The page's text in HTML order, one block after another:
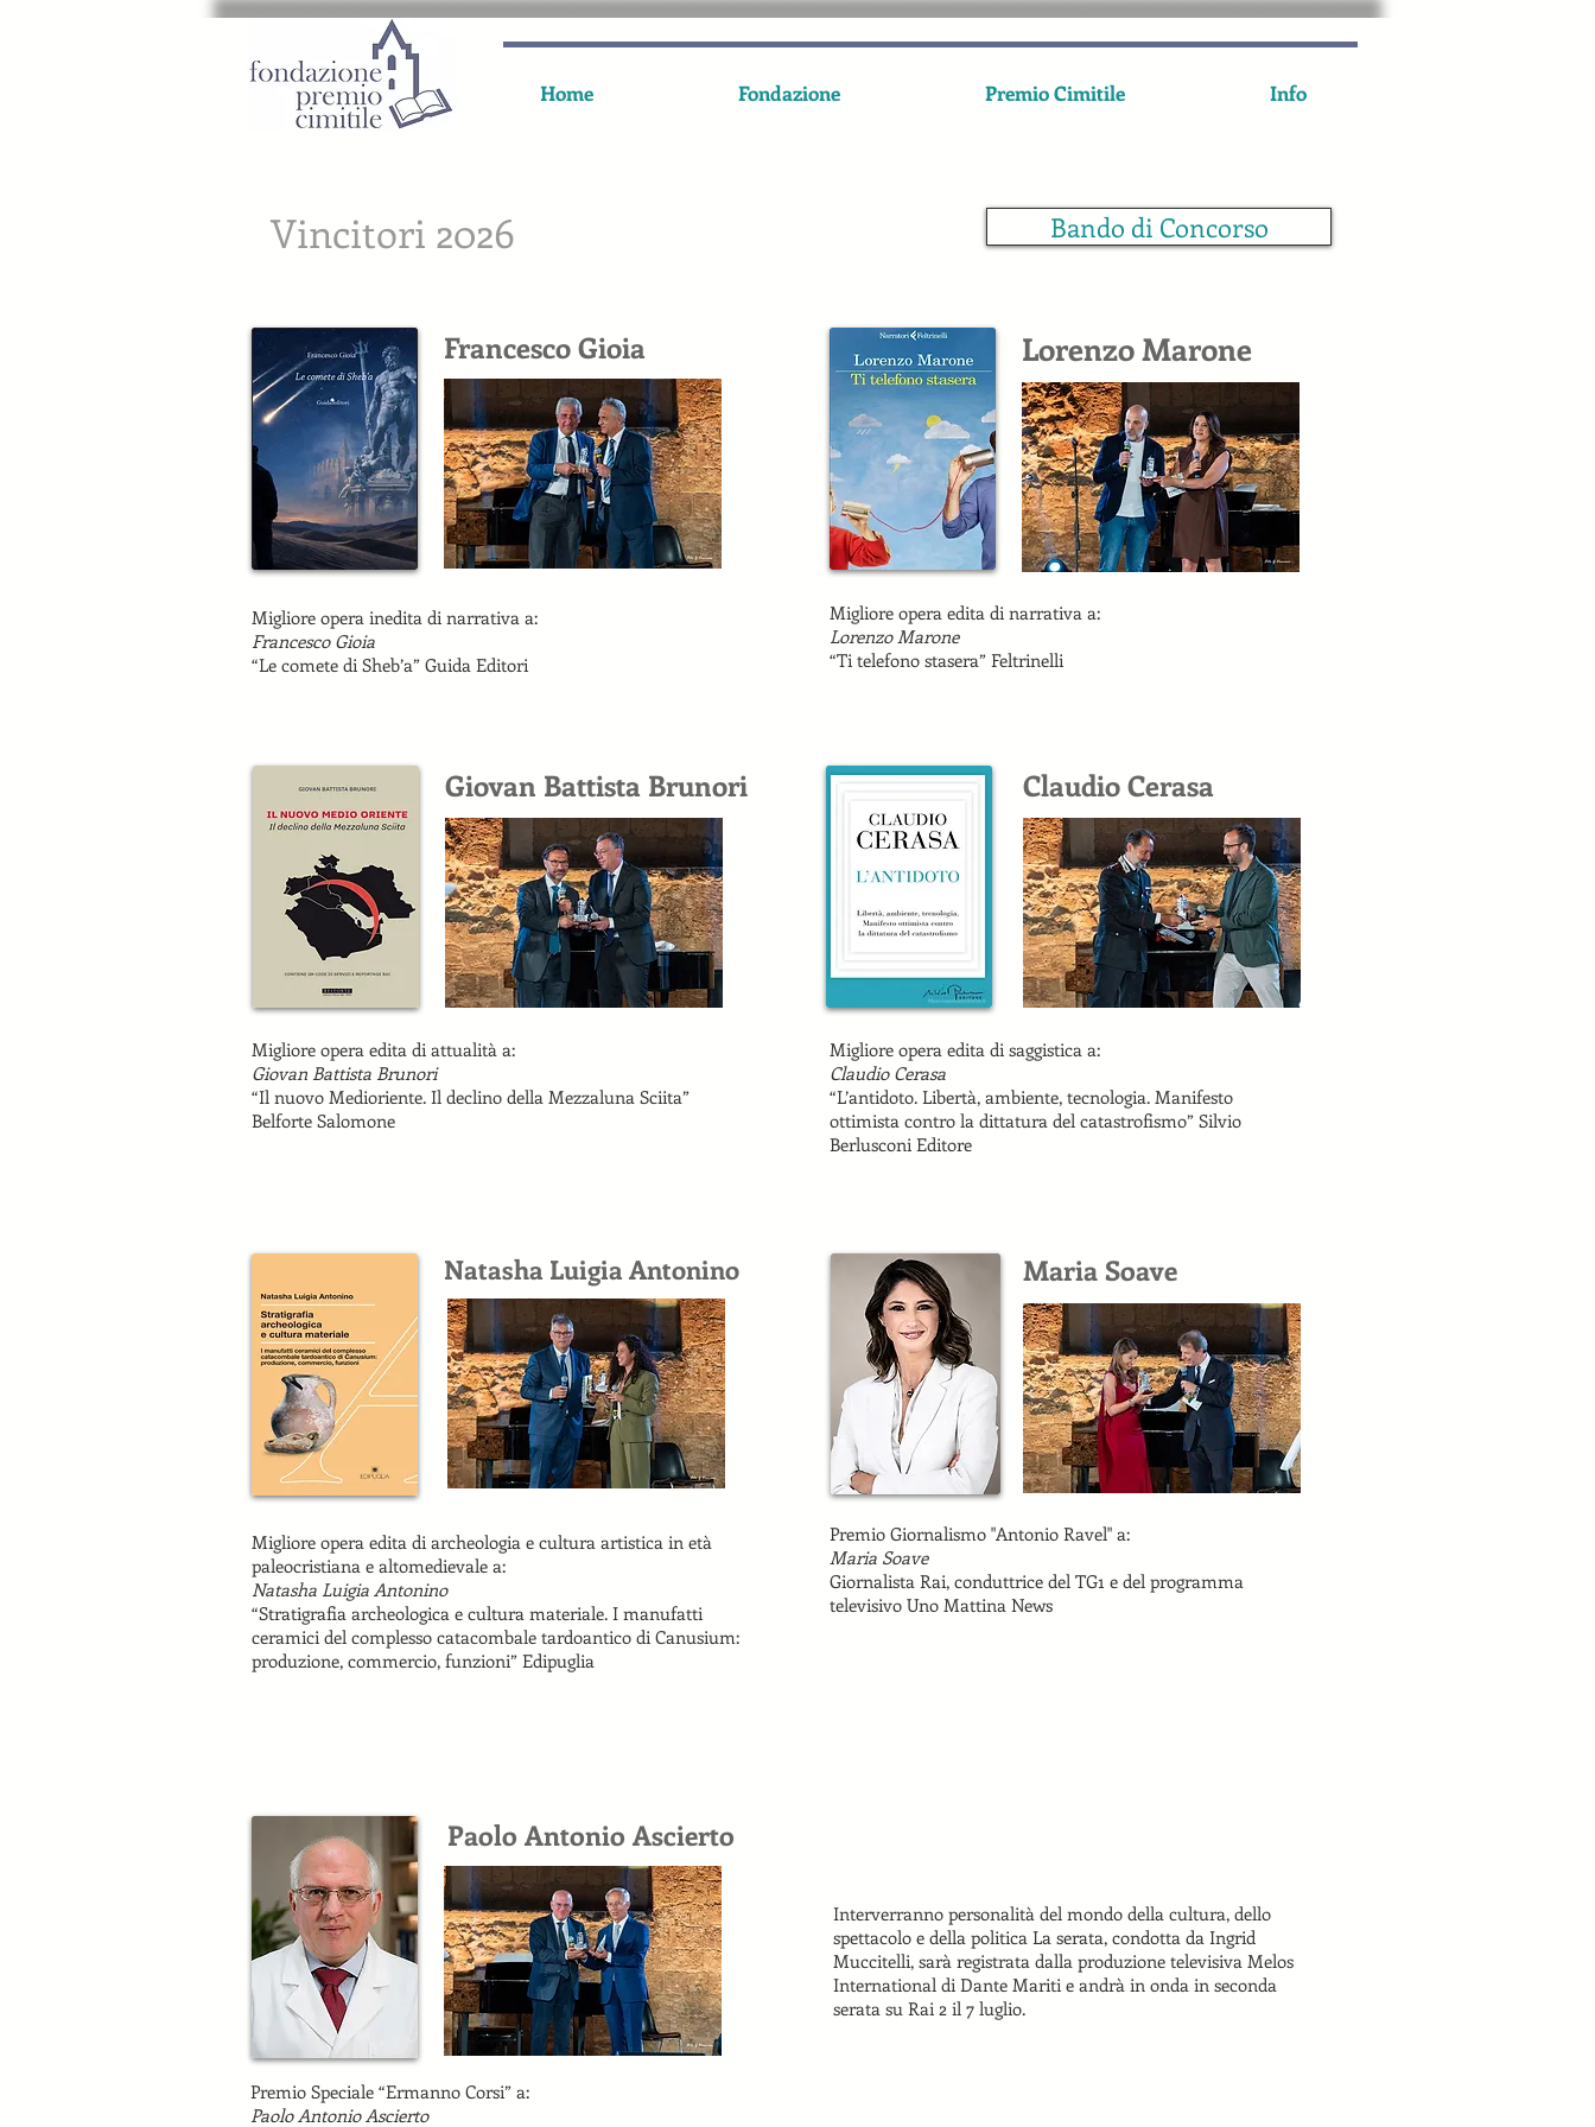
Home Fondazione Premio Cimitile Info
Vincitori 2026 Bando di Concorso
Francesco Gioia
Migliore opera inedita di narrativa a:
Francesco Gioia
“Le comete di Sheb’a” Guida Editori
Lorenzo Marone
Migliore opera edita di narrativa a:
Lorenzo Marone
“Ti telefono stasera” Feltrinelli
Giovan Battista Brunori
Migliore opera edita di attualità a:
Giovan Battista Brunori
“Il nuovo Medioriente. Il declino della Mezzaluna Sciita”
Belforte Salomone
Claudio Cerasa
Migliore opera edita di saggistica a:
Claudio Cerasa
“L’antidoto. Libertà, ambiente, tecnologia. Manifesto
ottimista contro la dittatura del catastrofismo” Silvio
Berlusconi Editore
Natasha Luigia Antonino
Migliore opera edita di archeologia e cultura artistica in età
paleocristiana e altomedievale a:
Natasha Luigia Antonino
“Stratigrafia archeologica e cultura materiale. I manufatti
ceramici del complesso catacombale tardoantico di Canusium:
produzione, commercio, funzioni” Edipuglia
Maria Soave
Premio Giornalismo "Antonio Ravel" a:
Maria Soave
Giornalista Rai, conduttrice del TG1 e del programma
televisivo Uno Mattina News
Paolo Antonio Ascierto
Premio Speciale “Ermanno Corsi” a:
Paolo Antonio Ascierto
Interverranno personalità del mondo della cultura, dello
spettacolo e della politica La serata, condotta da Ingrid
Muccitelli, sarà registrata dalla produzione televisiva Melos
International di Dante Mariti e andrà in onda in seconda
serata su Rai 2 il 7 luglio.